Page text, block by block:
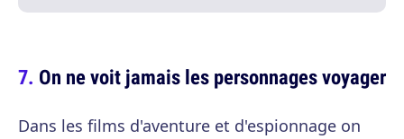
On ne voit jamais les personnages voyager
Dans les films d'aventure et d'espionnage on